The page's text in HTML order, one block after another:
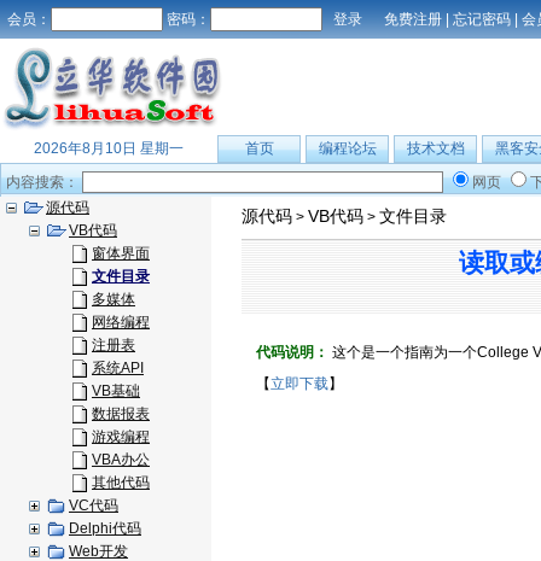
会员： 密码： 免费注册 | 忘记密码 | 会
2026年8月10日 星期一 首页 编程论坛 技术文档
黑客安
内容搜索：
网页
源代码
VB代码
窗体界面
文件目录
多媒体
网络编程
注册表
系统API
VB基础
数据报表
游戏编程
VBA办公
其他代码
VC代码
Delphi代码
Web开发
源代码 > VB代码 > 文件目录
读取
代码说明： 这个是一个指南为一个College
【立即下载】